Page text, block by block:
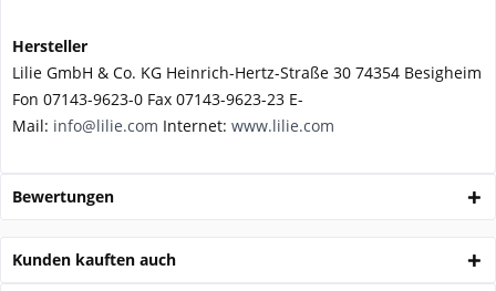
Hersteller
Lilie GmbH & Co. KG Heinrich-Hertz-Straße 30 74354 Besigheim
Fon 07143-9623-0 Fax 07143-9623-23 E-
Mail: info@lilie.com Internet: www.lilie.com
Bewertungen
Kunden kauften auch